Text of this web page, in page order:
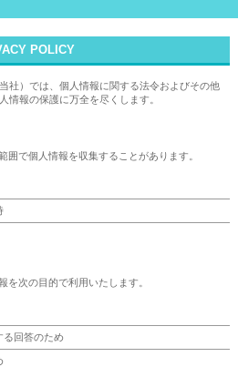
POLICY
）では、個人情報に関する法令およびその他
情報の保護に万全を尽くします。
囲で個人情報を収集することがあります。
を次の目的で利用いたします。
る回答のため